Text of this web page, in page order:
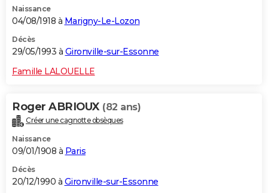
Naissance
04/08/1918 à Marigny-Le-Lozon
Décès
29/05/1993 à Gironville-sur-Essonne
Famille LALOUELLE
Roger ABRIOUX (82 ans)
Créer une cagnotte obsèques
Naissance
09/01/1908 à Paris
Décès
20/12/1990 à Gironville-sur-Essonne